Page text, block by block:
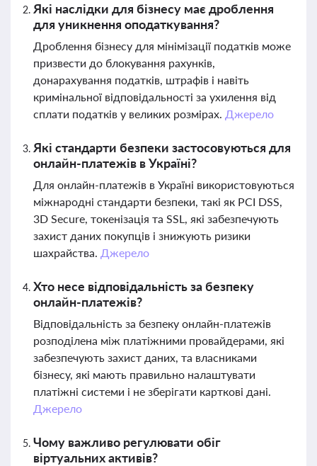
Які наслідки для бізнесу має дроблення
для уникнення оподаткування?
Дроблення бізнесу для мінімізації податків може
призвести до блокування рахунків,
донарахування податків, штрафів і навіть
кримінальної відповідальності за ухилення від
сплати податків у великих розмірах. Джерело
Які стандарти безпеки застосовуються для
онлайн-платежів в Україні?
Для онлайн-платежів в Україні використовуються
міжнародні стандарти безпеки, такі як PCI DSS,
3D Secure, токенізація та SSL, які забезпечують
захист даних покупців і знижують ризики
шахрайства. Джерело
Хто несе відповідальність за безпеку
онлайн-платежів?
Відповідальність за безпеку онлайн-платежів
розподілена між платіжними провайдерами, які
забезпечують захист даних, та власниками
бізнесу, які мають правильно налаштувати
платіжні системи і не зберігати карткові дані.
Джерело
Чому важливо регулювати обіг
віртуальних активів?